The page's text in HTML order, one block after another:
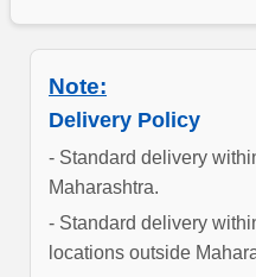
Note:
Delivery Policy
- Standard delivery
Maharashtra.
- Standard delivery
locations outside